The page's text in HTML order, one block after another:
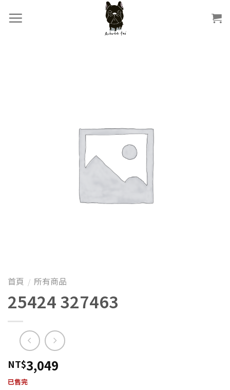
首頁 / 所有商品
25424 327463
NT$3,049
已售完